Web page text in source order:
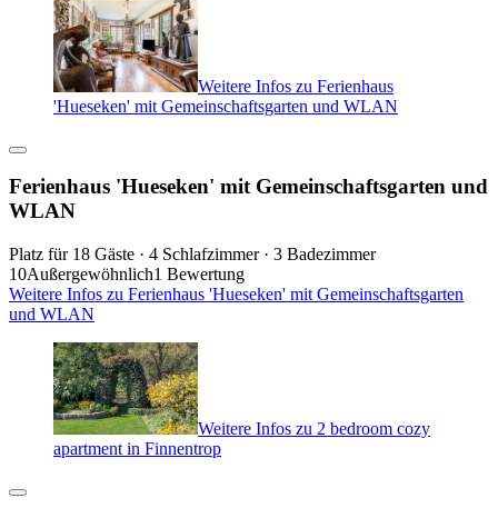
Weitere Infos zu Ferienhaus
'Hueseken' mit Gemeinschaftsgarten und WLAN
Ferienhaus 'Hueseken' mit Gemeinschaftsgarten und
WLAN
Platz für 18 Gäste · 4 Schlafzimmer · 3 Badezimmer
10Außergewöhnlich1 Bewertung
Weitere Infos zu Ferienhaus 'Hueseken' mit Gemeinschaftsgarten
und WLAN
Weitere Infos zu 2 bedroom cozy
apartment in Finnentrop